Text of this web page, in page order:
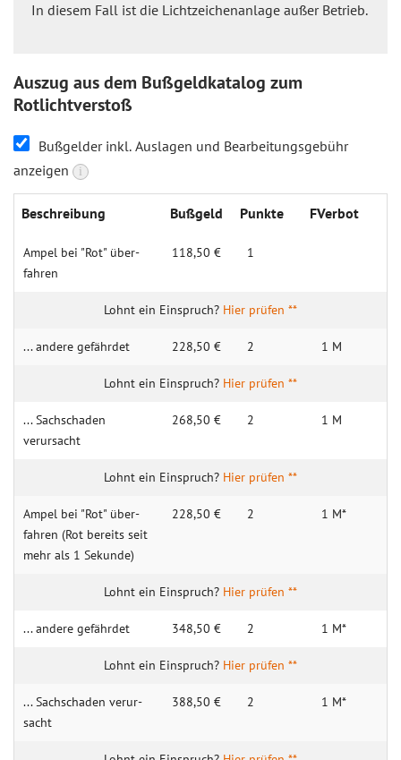
In diesem Fall ist die Lichtzeichenanlage außer Betrieb.
Auszug aus dem Bußgeldkatalog zum
Rotlichtverstoß
Bußgelder inkl. Auslagen und Bearbeitungsgebühr
anzeigen
i
Beschrei­bung Buß­geld Punk­te FVer­bot
Ampel bei "Rot" über­
fahren
118,50 € 1
Hier prüfen **
... andere gefährdet 228,50 € 2 1 M
Hier prüfen **
... Sachschaden
verursacht
268,50 € 2 1 M
Hier prüfen **
Am­pel bei "Rot" über­
fahren (Rot bereits seit
mehr als 1 Sek­unde)
228,50 € 2 1 M*
Hier prüfen **
... andere gefährdet 348,50 € 2 1 M*
Hier prüfen **
... Sach­schaden verur­
sacht
388,50 € 2 1 M*